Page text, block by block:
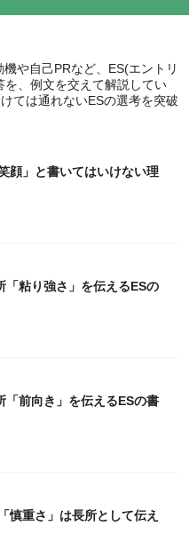
や自己PRなど、ES(エントリ
、例文を交えて解説してい
ては通れないESの選考を突破
顔」と書いてはいけない理
「粘り強さ」を伝えるESの
「前向き」を伝えるESの書
慎重さ」は長所として伝え